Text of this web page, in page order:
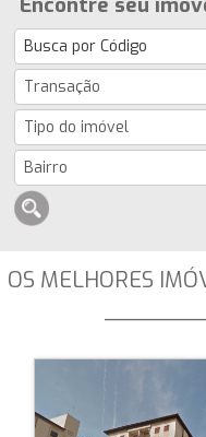
OS MELHORES